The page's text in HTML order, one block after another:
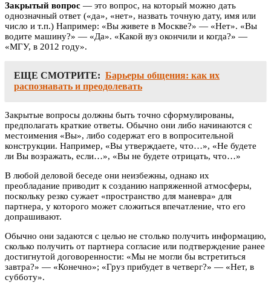
Закрытый вопрос — это вопрос, на который можно дать
однозначный ответ («да», «нет», назвать точную дату, имя или
число и т.п.) Например: «Вы живете в Москве?» — «Нет». «Вы
водите машину?» — «Да». «Какой вуз окончили и когда?» —
«МГУ, в 2012 году».
ЕЩЕ СМОТРИТЕ: Барьеры общения: как их
распознавать и преодолевать
Закрытые вопросы должны быть точно сформулированы,
предполагать краткие ответы. Обычно они либо начинаются с
местоимения «Вы», либо содержат его в вопросительной
конструкции. Например, «Вы утверждаете, что…», «Не будете
ли Вы возражать, если…», «Вы не будете отрицать, что…»
В любой деловой беседе они неизбежны, однако их
преобладание приводит к созданию напряженной атмосферы,
поскольку резко сужает «пространство для маневра» для
партнера, у которого может сложиться впечатление, что его
допрашивают.
Обычно они задаются с целью не столько получить информацию,
сколько получить от партнера согласие или подтверждение ранее
достигнутой договоренности: «Мы не могли бы встретиться
завтра?» — «Конечно»; «Груз прибудет в четверг?» — «Нет, в
субботу».